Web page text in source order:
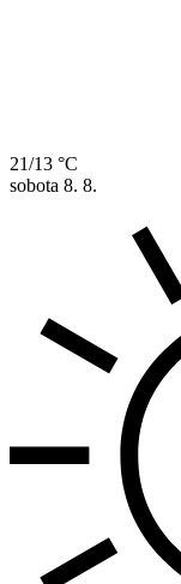
21/13 °C
sobota 8. 8.